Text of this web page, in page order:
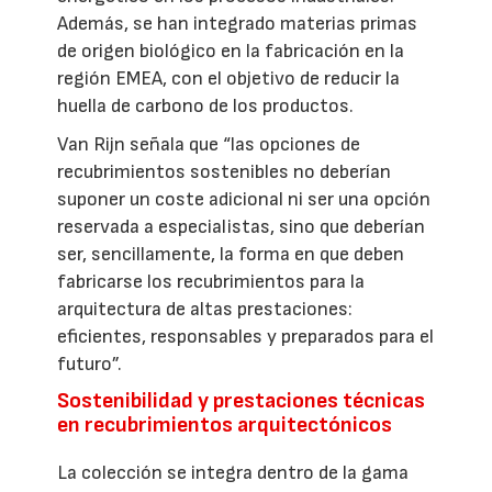
Además, se han integrado materias primas
de origen biológico en la fabricación en la
región EMEA, con el objetivo de reducir la
huella de carbono de los productos.
Van Rijn señala que “las opciones de
recubrimientos sostenibles no deberían
suponer un coste adicional ni ser una opción
reservada a especialistas, sino que deberían
ser, sencillamente, la forma en que deben
fabricarse los recubrimientos para la
arquitectura de altas prestaciones:
eficientes, responsables y preparados para el
futuro”.
Sostenibilidad y prestaciones técnicas
en recubrimientos arquitectónicos
La colección se integra dentro de la gama